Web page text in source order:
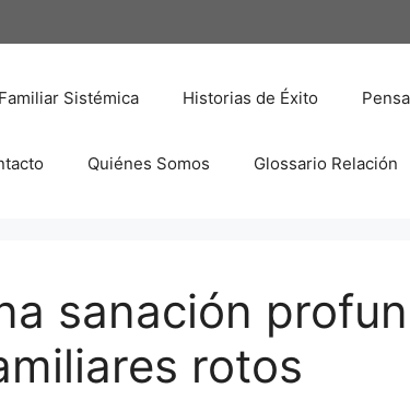
Sistémica Historias de Éxito
Quiénes Somos Glossario Relación
sanación
rotos